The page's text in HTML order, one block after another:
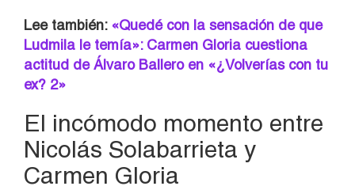
Lee también: «Quedé con la sensación de que
Ludmila le temía»: Carmen Gloria cuestiona
actitud de Álvaro Ballero en «¿Volverías con tu
ex? 2»
El incómodo momento entre
Nicolás Solabarrieta y
Carmen Gloria